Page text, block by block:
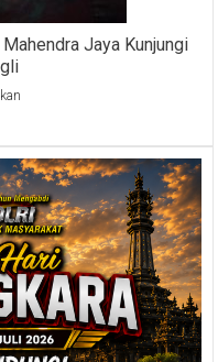
Jaya Kunjungi
Bali
Ny.
Ida
Mahendra
Jaya
Kunjungi
Desainer
di
Karangasem
dan